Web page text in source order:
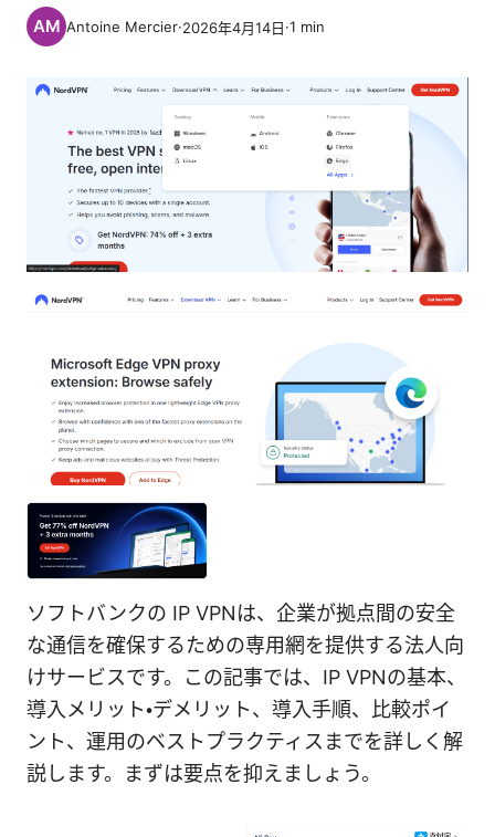
Antoine Mercier·2026年4月14日·1 min
ソフトバンクの IP VPNは、企業が拠点間の安全
な通信を確保するための専用網を提供する法人向
けサービスです。この記事では、IP VPNの基本、
導入メリット・デメリット、導入手順、比較ポイ
ント、運用のベストプラクティスまでを詳しく解
説します。まずは要点を抑えましょう。